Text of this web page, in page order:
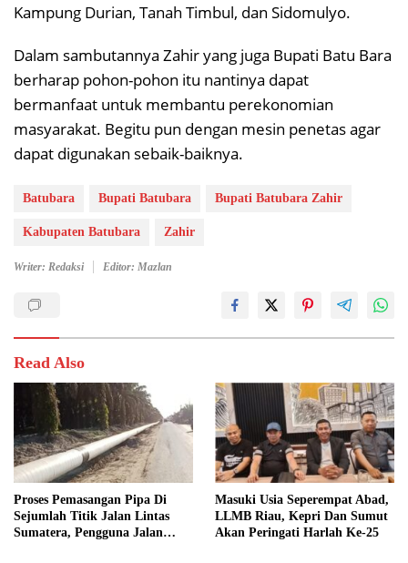
Kampung Durian, Tanah Timbul, dan Sidomulyo.
Dalam sambutannya Zahir yang juga Bupati Batu Bara
berharap pohon-pohon itu nantinya dapat
bermanfaat untuk membantu perekonomian
masyarakat. Begitu pun dengan mesin penetas agar
dapat digunakan sebaik-baiknya.
Batubara Bupati Batubara Bupati Batubara Zahir
Kabupaten Batubara Zahir
Writer: Redaksi Editor: Mazlan
Read Also
Proses Pemasangan Pipa Di
Sejumlah Titik Jalan Lintas
Sumatera, Pengguna Jalan
Masuki Usia Seperempat Abad,
LLMB Riau, Kepri Dan Sumut
Akan Peringati Harlah Ke-25